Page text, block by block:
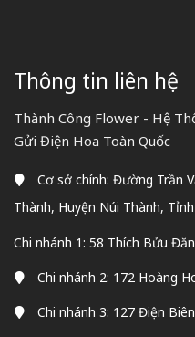
Thông tin liên hệ
Thành Công Flower - Hệ
Gửi Điện Hoa Toàn Quốc
Cơ sở chính: Đường Trần
Thành, Huyện Núi Thành,
Chi nhánh 1: 58 Thích Bửu
Chi nhánh 2: 172 Hoàng
Chi nhánh 3: 127 Điện